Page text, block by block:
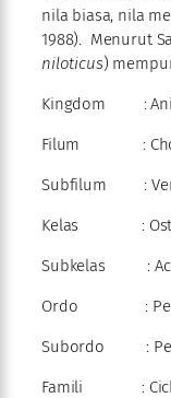
nila biasa, nila
1988). Menurut
niloticus)
Kingdom :
Filum :
Subfilum :
Kelas :
Subkelas :
Ordo :
Subordo :
Famili :